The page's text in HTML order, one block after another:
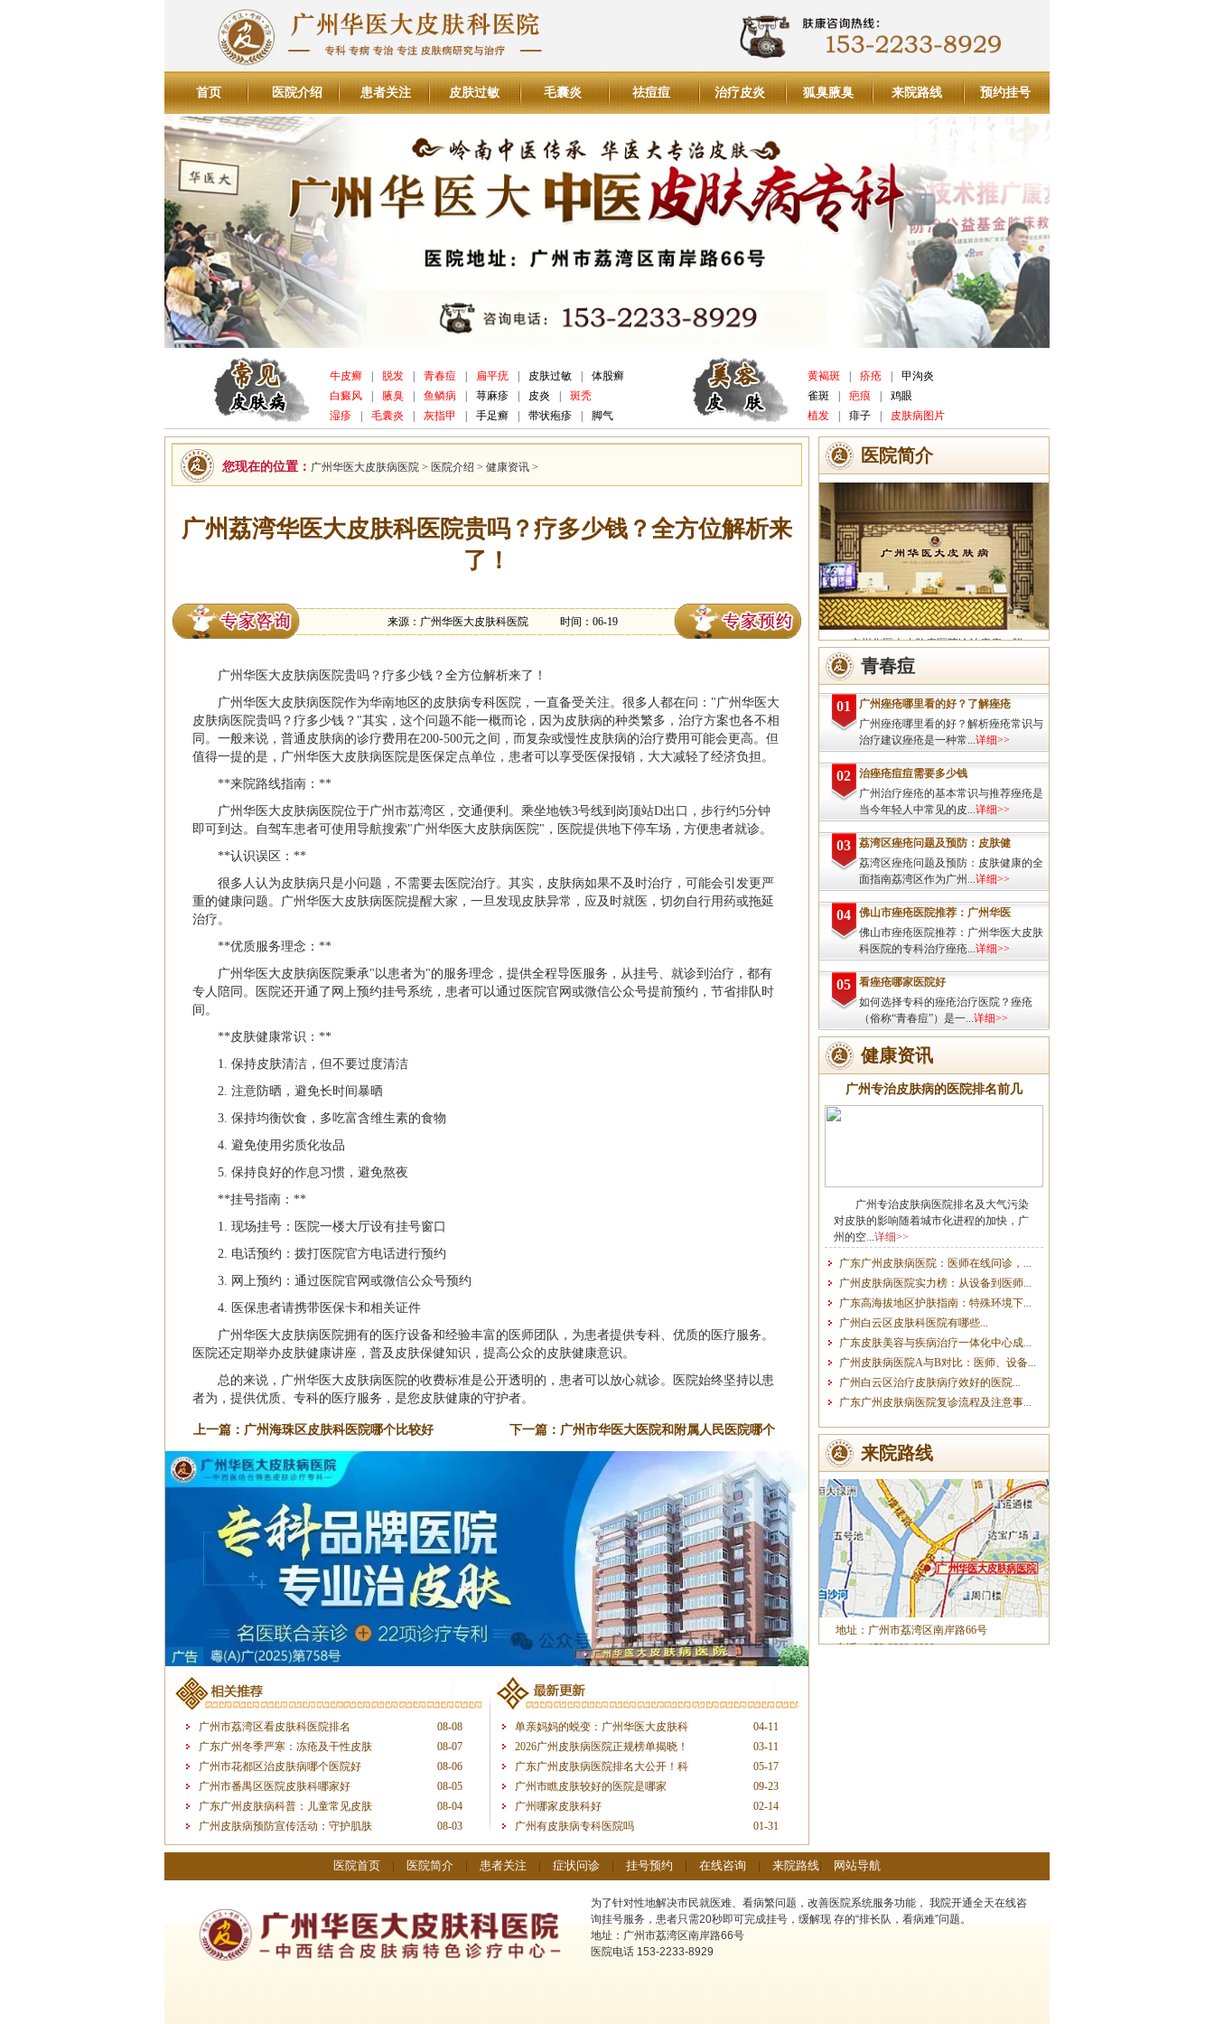
首页 医院介绍 患者关注 皮肤过敏 毛囊炎 祛痘痘 治疗皮炎 狐臭腋臭 来院路线 预约挂号
牛皮癣 脱发 青春痘 扁平疣 皮肤过敏
体股癣
白癜风
腋臭 鱼鳞病 荨麻疹 皮炎
斑秃
湿疹
毛囊炎 灰指甲 手足癣 带状疱疹 脚气
黄褐斑 疥疮
甲沟炎
雀斑
疤痕
鸡眼
植发
痱子 皮肤病图片
您现在的位置： 广州华医大皮肤病医院 > 医院介绍 > 健康资讯 >
广州荔湾华医大皮肤科医院贵吗？疗多少钱？全方位解析来
了！
来源：广州华医大皮肤科医院 时间：06-19
广州华医大皮肤病医院贵吗？疗多少钱？全方位解析来了！
广州华医大皮肤病医院作为华南地区的皮肤病专科医院，一直备受关注。很多人都在问："广州华医大
皮肤病医院贵吗？疗多少钱？"其实，这个问题不能一概而论，因为皮肤病的种类繁多，治疗方案也各不相
同。一般来说，普通皮肤病的诊疗费用在200-500元之间，而复杂或慢性皮肤病的治疗费用可能会更高。但
值得一提的是，广州华医大皮肤病医院是医保定点单位，患者可以享受医保报销，大大减轻了经济负担。
**来院路线指南：**
广州华医大皮肤病医院位于广州市荔湾区，交通便利。乘坐地铁3号线到岗顶站D出口，步行约5分钟
即可到达。自驾车患者可使用导航搜索"广州华医大皮肤病医院"，医院提供地下停车场，方便患者就诊。
**认识误区：**
很多人认为皮肤病只是小问题，不需要去医院治疗。其实，皮肤病如果不及时治疗，可能会引发更严
重的健康问题。广州华医大皮肤病医院提醒大家，一旦发现皮肤异常，应及时就医，切勿自行用药或拖延
治疗。
**优质服务理念：**
广州华医大皮肤病医院秉承"以患者为"的服务理念，提供全程导医服务，从挂号、就诊到治疗，都有
专人陪同。医院还开通了网上预约挂号系统，患者可以通过医院官网或微信公众号提前预约，节省排队时
间。
**皮肤健康常识：**
1. 保持皮肤清洁，但不要过度清洁
2. 注意防晒，避免长时间暴晒
3. 保持均衡饮食，多吃富含维生素的食物
4. 避免使用劣质化妆品
5. 保持良好的作息习惯，避免熬夜
**挂号指南：**
1. 现场挂号：医院一楼大厅设有挂号窗口
2. 电话预约：拨打医院官方电话进行预约
3. 网上预约：通过医院官网或微信公众号预约
4. 医保患者请携带医保卡和相关证件
广州华医大皮肤病医院拥有的医疗设备和经验丰富的医师团队，为患者提供专科、优质的医疗服务。
医院还定期举办皮肤健康讲座，普及皮肤保健知识，提高公众的皮肤健康意识。
总的来说，广州华医大皮肤病医院的收费标准是公开透明的，患者可以放心就诊。医院始终坚持以患
者为，提供优质、专科的医疗服务，是您皮肤健康的守护者。
下一篇： 广州市华医大医院和附属人民医院哪个
上一篇： 广州海珠区皮肤科医院哪个比较好
08-08
广州市荔湾区看皮肤科医院排名
08-07
广东广州冬季严寒：冻疮及干性皮肤
08-06
广州市花都区治皮肤病哪个医院好
08-05
广州市番禺区医院皮肤科哪家好
08-04
广东广州皮肤病科普：儿童常见皮肤
08-03
广州皮肤病预防宣传活动：守护肌肤
04-11
单亲妈妈的蜕变：广州华医大皮肤科
03-11
2026广州皮肤病医院正规榜单揭晓！
05-17
广东广州皮肤病医院排名大公开！科
09-23
广州市瞧皮肤较好的医院是哪家
02-14
广州哪家皮肤科好
01-31
广州有皮肤病专科医院吗
医院简介
广州华医大皮肤病医院诊治痤疮、脱
发、灰指甲、荨麻疹、湿疹、皮炎、斑秃、
皮肤过敏、扁平疣、带状疱疹、皮肤瘙痒、
皮肤过敏等皮肤疾病的治疗方面...详细>>
青春痘
01
广州痤疮哪里看的好？了解痤疮
广州痤疮哪里看的好？解析痤疮常识与
治疗建议痤疮是一种常...详细>>
02
治痤疮痘痘需要多少钱
广州治疗痤疮的基本常识与推荐痤疮是
当今年轻人中常见的皮...详细>>
03
荔湾区痤疮问题及预防：皮肤健
荔湾区痤疮问题及预防：皮肤健康的全
面指南荔湾区作为广州...详细>>
04
佛山市痤疮医院推荐：广州华医
佛山市痤疮医院推荐：广州华医大皮肤
科医院的专科治疗痤疮...详细>>
05
看痤疮哪家医院好
如何选择专科的痤疮治疗医院？痤疮
（俗称“青春痘”）是一...详细>>
健康资讯
广州专治皮肤病的医院排名前几
广州专治皮肤病医院排名及大气污染
对皮肤的影响随着城市化进程的加快，广
州的空...详细>>
广东广州皮肤病医院：医师在线问诊，...
广州皮肤病医院实力榜：从设备到医师...
广东高海拔地区护肤指南：特殊环境下...
广州白云区皮肤科医院有哪些...
广东皮肤美容与疾病治疗一体化中心成...
广州皮肤病医院A与B对比：医师、设备...
广州白云区治疗皮肤病疗效好的医院...
广东广州皮肤病医院复诊流程及注意事...
来院路线
地址：广州市荔湾区南岸路66号
电话：153-2233-8929
医院首页 | 医院简介 | 患者关注 | 症状问诊 | 挂号预约 | 在线咨询 | 来院路线| 网站导航
为了针对性地解决市民就医难、看病繁问题，改善医院系统服务功能， 我院开通全天在线咨
询挂号服务，患者只需20秒即可完成挂号，缓解现 存的“排长队，看病难”问题。
地址：广州市荔湾区南岸路66号
医院电话 153-2233-8929